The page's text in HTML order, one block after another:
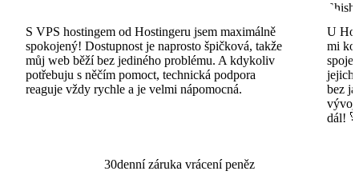
S VPS hostingem od Hostingeru jsem maximálně
spokojený! Dostupnost je naprosto špičková, takže
můj web běží bez jediného problému. A kdykoliv
potřebuju s něčím pomoct, technická podpora
reaguje vždy rychle a je velmi nápomocná.
U
mi
jejich
bez
dál!
30denní záruka vrácení peněz